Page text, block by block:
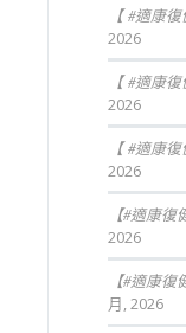
【 #適康
2026
【 #適康
2026
【 #適康
2026
【#適康
2026
【#適康
月, 2026